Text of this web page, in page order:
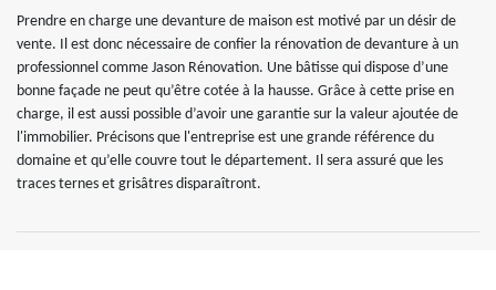
Prendre en charge une devanture de maison est motivé par un désir de
vente. Il est donc nécessaire de confier la rénovation de devanture à un
professionnel comme Jason Rénovation. Une bâtisse qui dispose d’une
bonne façade ne peut qu’être cotée à la hausse. Grâce à cette prise en
charge, il est aussi possible d’avoir une garantie sur la valeur ajoutée de
l'immobilier. Précisons que l'entreprise est une grande référence du
domaine et qu’elle couvre tout le département. Il sera assuré que les
traces ternes et grisâtres disparaîtront.